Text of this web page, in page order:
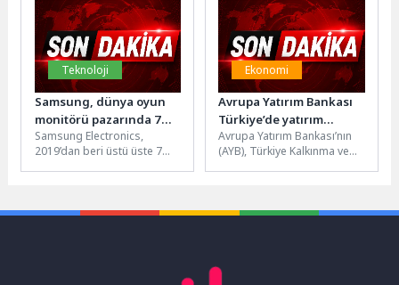
Deliklikaya ile...
oyunların...
Teknoloji
Samsung, dünya oyun
monitörü pazarında 7
yıldır liderliğini koruyor
Samsung Electronics,
2019’dan beri üstü üste 7
Ekonomi
Avrupa Yatırım Bankası
Türkiye’de yatırım
faaliyetlerine, Türk
şirketlerinin
karbonsuzlaşmasını
milyon avro ile yeniden
Avrupa Yatırım Bankası’nın
(AYB), Türkiye Kalkınma ve